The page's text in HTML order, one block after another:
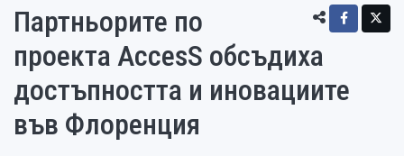
Партньорите по
проекта AccesS обсъдиха
достъпността и иновациите
във Флоренция